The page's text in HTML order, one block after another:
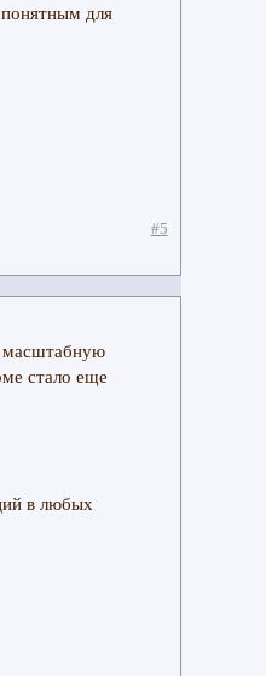
для
#5
масштабную
стало еще
в любых